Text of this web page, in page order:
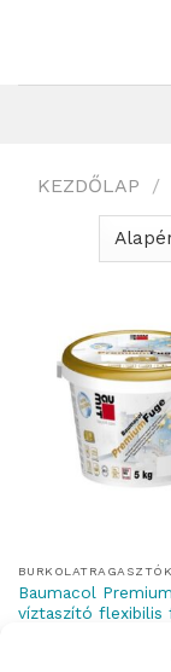
KEZDŐLAP /
Baumacol
víztaszító flexibilis